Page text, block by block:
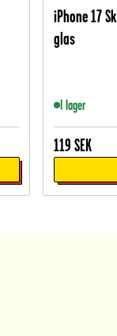
iPhone 17
glas
I lager
119 SEK